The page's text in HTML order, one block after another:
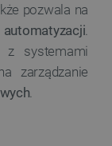
pozwala na
z systemami
zarządzanie
YouTube
.youtube.com